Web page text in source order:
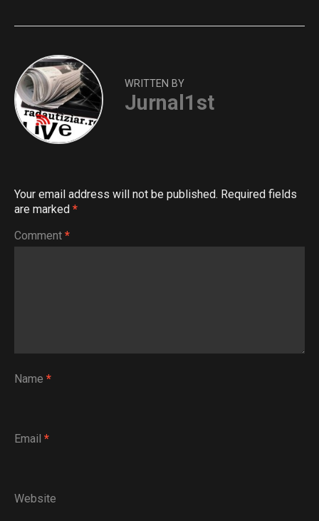
WRITTEN BY
Jurnal1st
Your email address will not be published. Required fields
are marked *
Comment *
Name *
Email *
Website